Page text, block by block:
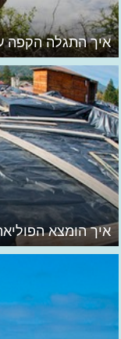
איך התגלה הקפה
איך הומצא